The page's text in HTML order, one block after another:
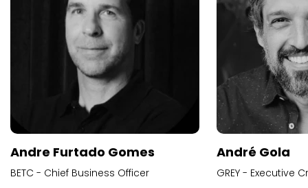
Andre Furtado Gomes
BETC - Chief Business Officer
André Gola
GREY - Executive